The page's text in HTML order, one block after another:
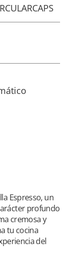
Espresso, un
profundo
cremosa y
tu cocina
del